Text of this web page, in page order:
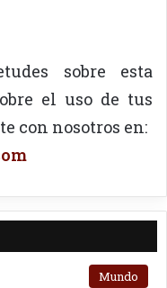
sobre esta
el uso de tus
con nosotros en:
Mundo